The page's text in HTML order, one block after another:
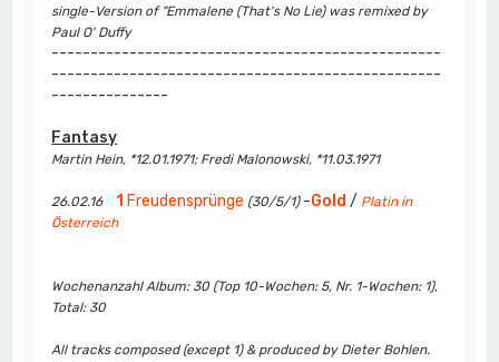
single-Version of "Emmalene (That's No Lie) was remixed by
Paul O' Duffy
--------------------------------------------------
--------------------------------------------------
---------------
Fantasy
Martin Hein, *12.01.1971; Fredi Malonowski, *11.03.1971
26.02.16 01 Freudensprünge (30/5/1)-Gold / Platin in
Österreich
Wochenanzahl Album: 30 (Top 10-Wochen: 5, Nr. 1-Wochen: 1),
Total: 30
All tracks composed (except 1) & produced by Dieter Bohlen.